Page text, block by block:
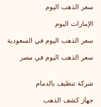
سعر الذهب اليوم
الإمارات اليوم
سعر الذهب اليوم في السعودية
سعر الذهب اليوم في مصر
شركة تنظيف بالدمام
جهاز كشف الذهب